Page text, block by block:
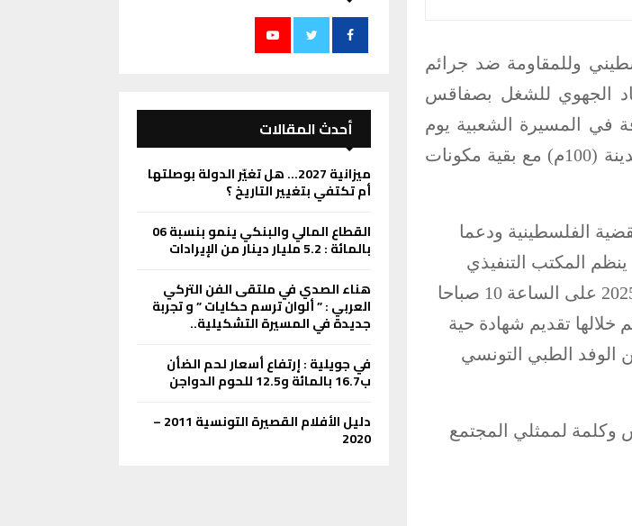
وللمقاومة ضد جرائم
الجهوي للشغل بصفاقس
في المسيرة الشعبية يوم
السبت 12 أفريل 2025 بداية من الساعة 11 صباحا وسط المدينة (100م) مع بقية مكونات
الفلسطينية ودعما
المكتب التنفيذي
للاتحاد الجهوي للشغل بصفاقس تظاهرة يوم الأحد 13 أفريل 2025 على الساعة 10 صباحا
خلالها تقديم شهادة حية
الطبي التونسي
وكلمة لممثلي المجتمع
أحدث المقالات
ميزانية 2027… هل تغيّر الدولة بوصلتها
أم تكتفي بتغيير التاريخ ؟
القطاع المالي والبنكي ينمو بنسبة 06
بالمائة : 5.2 مليار دينار من الإيرادات
هناء الصدي في ملتقى الفن التركي
العربي : ” ألوان ترسم حكايات ” و تجربة
جديدة في المسيرة التشكيلية..
في جويلية : إرتفاع أسعار لحم الضأن
ب16.7 بالمائة و12.5 للحوم الدواجن
دليل الأفلام القصيرة التونسية 2011 –
2020